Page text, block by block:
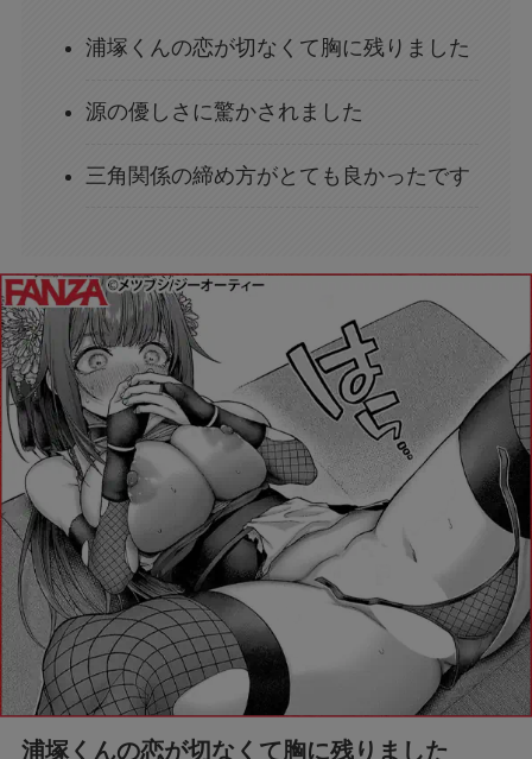
浦塚くんの恋が切なくて胸に残りました
源の優しさに驚かされました
三角関係の締め方がとても良かったです
浦塚くんの恋が切なくて胸に残りました